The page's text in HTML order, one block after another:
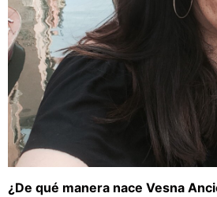
¿De qué manera nace Vesna